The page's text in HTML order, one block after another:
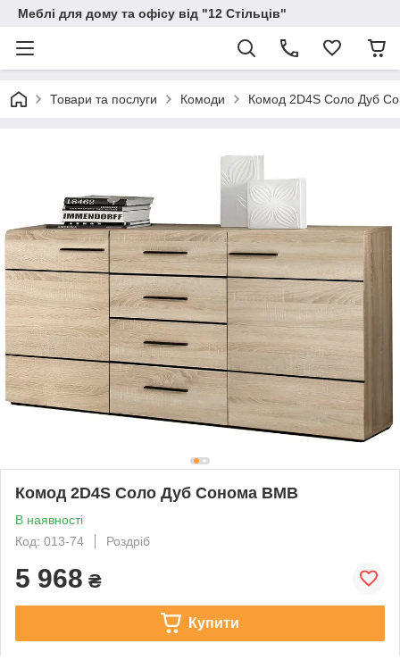
Меблі для дому та офісу від "12 Стільців"
Товари та послуги Комоди Комод 2D4S Соло Дуб
Комод 2D4S Соло Дуб Сонома ВМВ
В наявності
Код: 013-74
Роздріб
5 968 ₴
Купити